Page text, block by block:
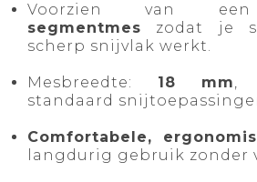
Voorzien van
segmentmes zodat je
scherp snijvlak werkt.
Mesbreedte: 18 mm,
standaard
Comfortabele,
langdurig gebruik zonder